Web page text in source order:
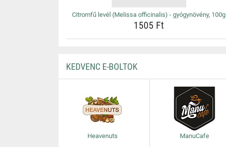
Citromfű levél (Melissa officinalis) - gyógynövény, 100g
1505 Ft
KEDVENC E-BOLTOK
Heavenuts ManuCafe